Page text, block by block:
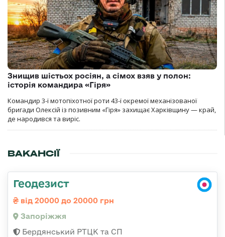
Знищив шістьох росіян, а сімох взяв у полон:
історія командира «Гіря»
Командир 3-ї мотопіхотної роти 43-ї окремої механізованої
бригади Олексій із позивним «Гіря» захищає Харківщину — край,
де народився та виріс.
ВАКАНСІЇ
Геодезист
від 20000 до 20000 грн
Запоріжжя
Бердянський РТЦК та СП